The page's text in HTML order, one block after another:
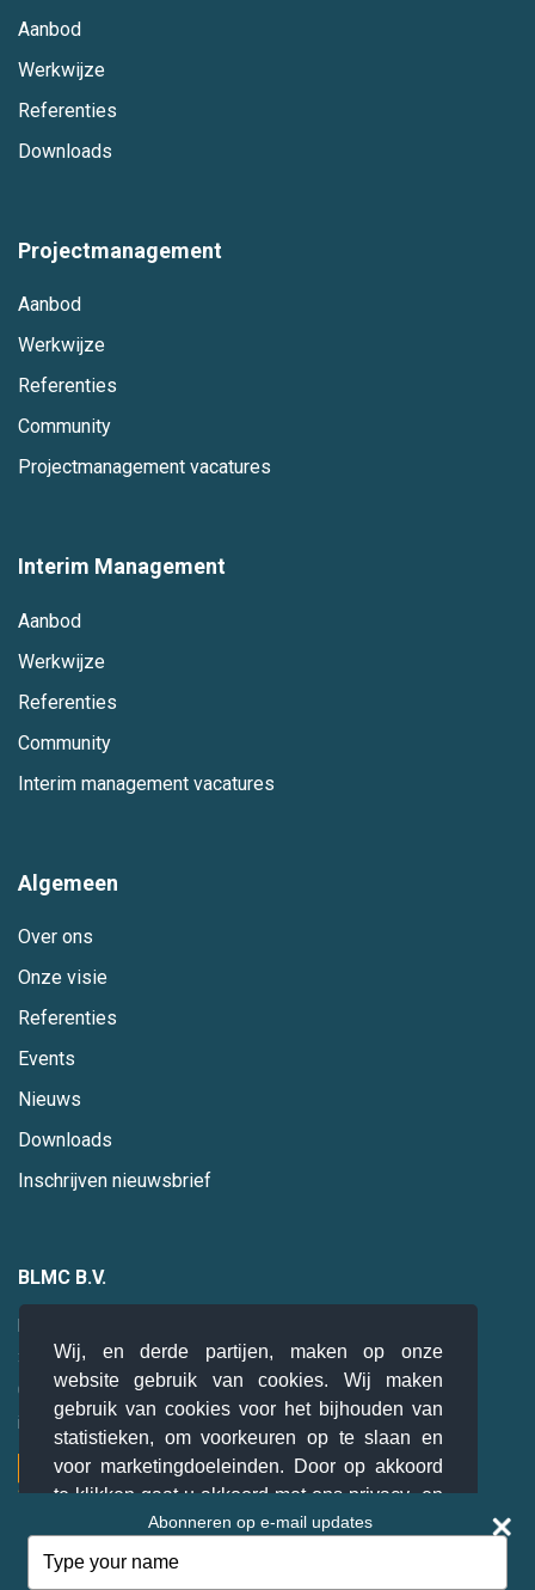
Wij, en derde partijen, maken op onze
website gebruik van cookies. Wij maken
gebruik van cookies voor het bijhouden van
statistieken, om voorkeuren op te slaan en
voor marketingdoeleinden. Door op akkoord
te klikken gaat u akkoord met ons privacy- en
cookiebeleid.Lees meer
Abonneren op e-mail updates
your
Aanbod
Werkwijze
Referenties
Downloads
Projectmanagement
Aanbod
Werkwijze
Referenties
Community
Projectmanagement vacatures
Interim Management
Aanbod
Werkwijze
Referenties
Community
Interim management vacatures
Algemeen
Over ons
Onze visie
Referenties
Events
Nieuws
Downloads
Inschrijven nieuwsbrief
BLMC B.V.
Hogebrinkerweg 19
3871 KM
Hoevelaken
085 0 47 94 28
info@blmc.nl